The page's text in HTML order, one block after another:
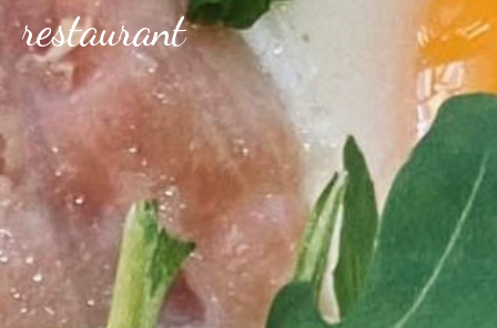
restaurant